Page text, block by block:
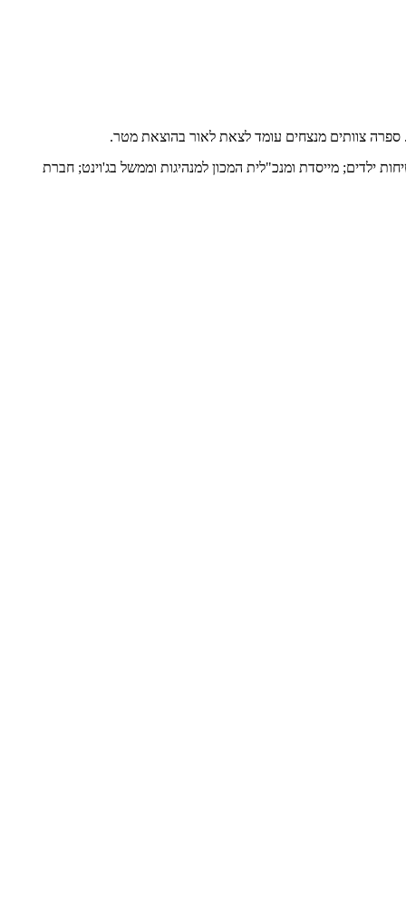
ספרה צוותים מנצחים עומד לצאת לאור בהוצאת מטר.
ילדים; מייסדת ומנכ"לית המכון למנהיגות וממשל בג'וינט; חברת